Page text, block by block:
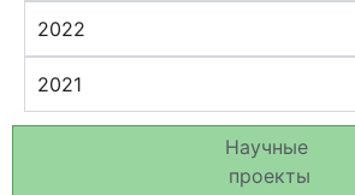
Научные
проекты
2022
2021